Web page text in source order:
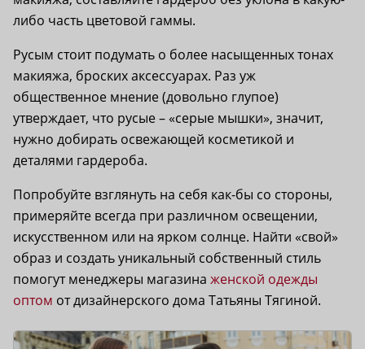
либо часть цветовой гаммы.
Русым стоит подумать о более насыщенных тонах
макияжа, броских аксессуарах. Раз уж
общественное мнение (довольно глупое)
утверждает, что русые – «серые мышки», значит,
нужно добирать освежающей косметикой и
деталями гардероба.
Попробуйте взглянуть на себя как-бы со стороны,
примеряйте всегда при различном освещении,
искусственном или на ярком солнце. Найти «свой»
образ и создать уникальный собственный стиль
помогут менеджеры магазина женской одежды
оптом от дизайнерского дома Татьяны Тягиной.